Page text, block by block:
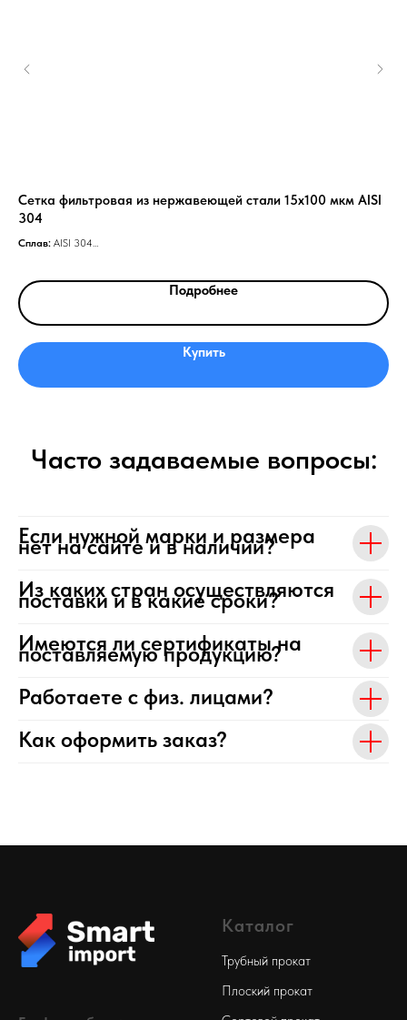
Сетка фильтровая из нержавеющей стали 15x100 мкм AISI
304
Сплав: AISI 304
Подробнее
Купить
Часто задаваемые вопросы:
Если нужной марки и размера
нет на сайте и в наличии?
Из каких стран осуществляются
поставки и в какие сроки?
Имеются ли сертификаты на
поставляемую продукцию?
Работаете с физ. лицами?
Как оформить заказ?
Каталог
Трубный прокат
Плоский прокат